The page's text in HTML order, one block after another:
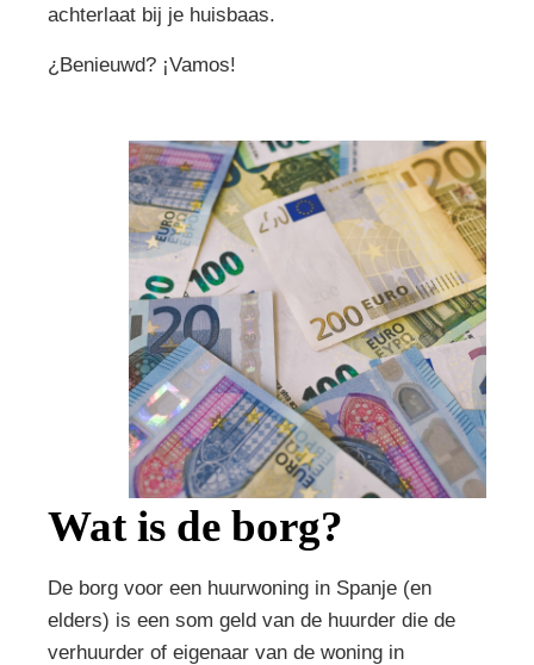
achterlaat bij je huisbaas.
¿Benieuwd? ¡Vamos!
Wat is de borg?
De borg voor een huurwoning in Spanje (en
elders) is een som geld van de huurder die de
verhuurder of eigenaar van de woning in